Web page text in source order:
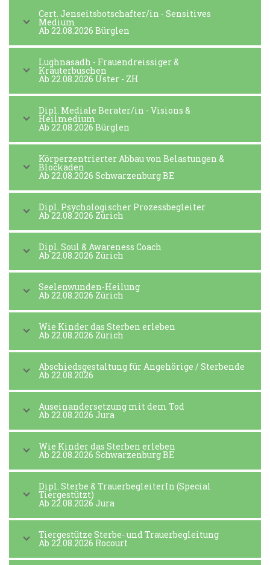
Cert. Jenseitsbotschafter/in - Sensitives
Medium
Ab 22.08.2026 Bürglen
Lughnasadh - Frauendreissiger &
Kräuterbuschen
Ab 22.08.2026 Uster - ZH
Dipl. Mediale Berater/in - Visions &
Heilmedium
Ab 22.08.2026 Bürglen
Körperzentrierter Abbau von Belastungen &
Blockaden
Ab 22.08.2026 Schwarzenburg BE
Dipl. Psychologischer Prozessbegleiter
Ab 22.08.2026 Zürich
Dipl. Soul & Awareness Coach
Ab 22.08.2026 Zürich
Seelenwunden-Heilung
Ab 22.08.2026 Zürich
Wie Kinder das Sterben erleben
Ab 22.08.2026 Zürich
Abschiedsgestaltung für Angehörige / Sterbende
Ab 22.08.2026
Auseinandersetzung mit dem Tod
Ab 22.08.2026 Jura
Wie Kinder das Sterben erleben
Ab 22.08.2026 Schwarzenburg BE
Dipl. Sterbe & TrauerbegleiterIn (Special
Tiergestützt)
Ab 22.08.2026 Jura
Tiergestütze Sterbe- und Trauerbegleitung
Ab 22.08.2026 Rocourt